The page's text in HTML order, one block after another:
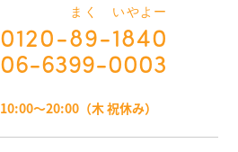
0120-89
まく
-1840
いやよー
06-6399-0003
10:00～20:00（木 祝休み）